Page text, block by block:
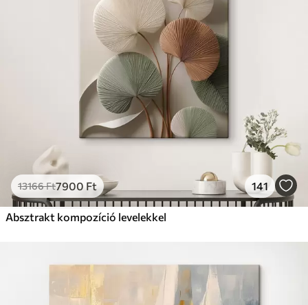
13166Ft7900 Ft 141
Absztrakt kompozíció levelekkel